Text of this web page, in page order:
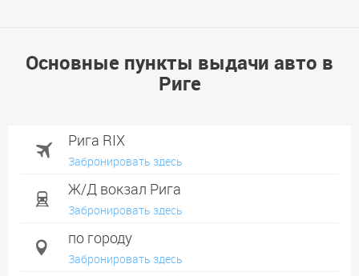
Основные пункты выдачи авто в
Риге
Рига RIX
Забронировать здесь
Ж/Д вокзал Рига
Забронировать здесь
по городу
Забронировать здесь